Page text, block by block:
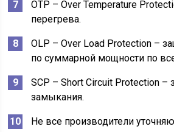
OTP – Over Temperature
перегрева.
OLP – Over Load Protection –
по суммарной мощности по
SCP – Short Circuit Protection –
замыкания.
Не все производители